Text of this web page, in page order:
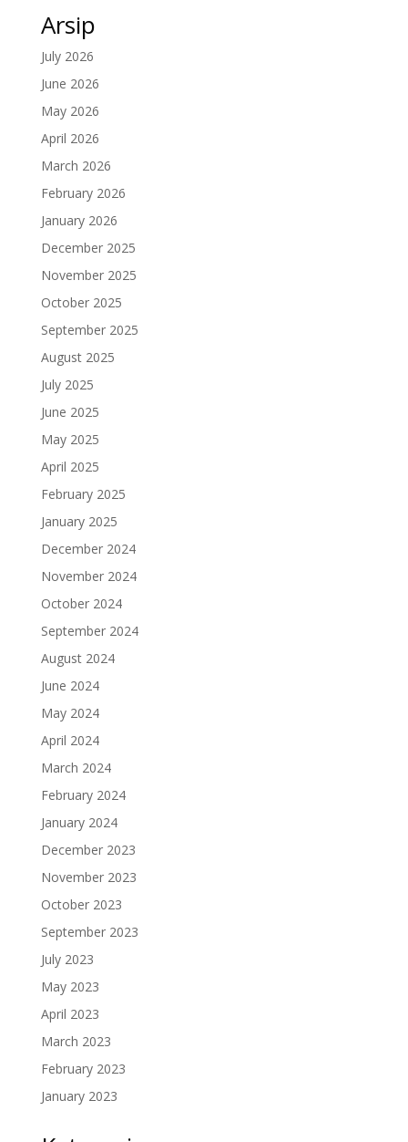
Arsip
July 2026
June 2026
May 2026
April 2026
March 2026
February 2026
January 2026
December 2025
November 2025
October 2025
September 2025
August 2025
July 2025
June 2025
May 2025
April 2025
February 2025
January 2025
December 2024
November 2024
October 2024
September 2024
August 2024
June 2024
May 2024
April 2024
March 2024
February 2024
January 2024
December 2023
November 2023
October 2023
September 2023
July 2023
May 2023
April 2023
March 2023
February 2023
January 2023